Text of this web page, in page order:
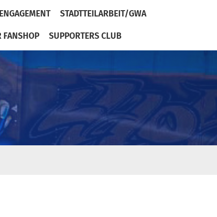
ENGAGEMENT STADTTEILARBEIT/GWA
FANSHOP SUPPORTERS CLUB